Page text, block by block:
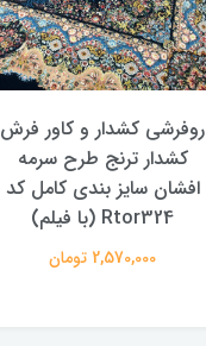
روفرشی کشدار و کاور فرش
کشدار ترنج طرح و رنگ
پرفروش با سایز بندی کامل
کد Rtor435 (با فیلم)
2,570,000 تومان